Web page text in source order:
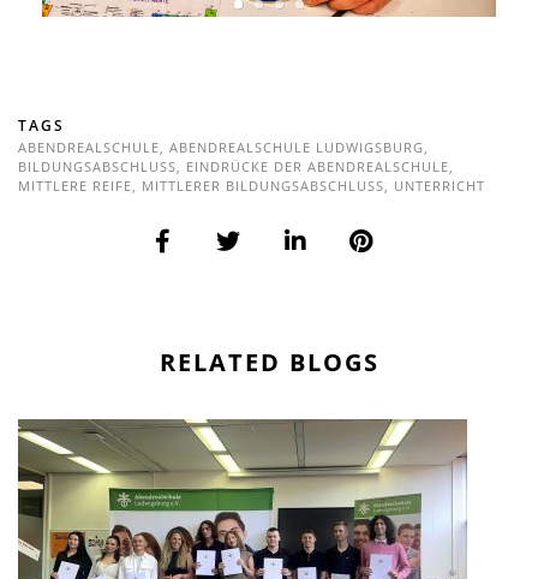
TAGS
ABENDREALSCHULE ABENDREALSCHULE LUDWIGSBURG
BILDUNGSABSCHLUSS
EINDRÜCKE DER ABENDREALSCHULE
MITTLERE REIFE
MITTLERER BILDUNGSABSCHLUSS UNTERRICHT
RELATED BLOGS